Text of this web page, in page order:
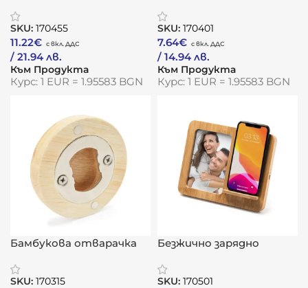
SKU: 170455
11.22€
/ 21.94 лв.
Към Продукта
Курс: 1 EUR = 1.95583 BGN
SKU: 170401
7.64€
/ 14.94 лв.
Към Продукта
Курс: 1 EUR = 1.95583 BGN
Бамбукова отварачка
SKU: 170315
Безжично зарядно
SKU: 170501